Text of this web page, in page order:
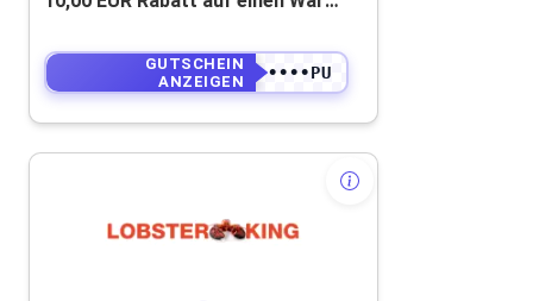
GUTSCHEIN
ANZEIGEN••••••••••PU